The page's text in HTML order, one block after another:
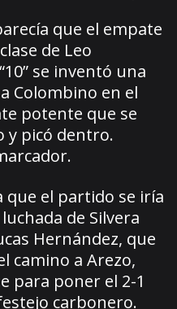
que el empate
de Leo
se inventó una
Colombino en el
potente que se
y picó dentro.
que el partido se iría
de Silvera
Hernández, que
camino a Arezo,
para poner el 2-1
carbonero.